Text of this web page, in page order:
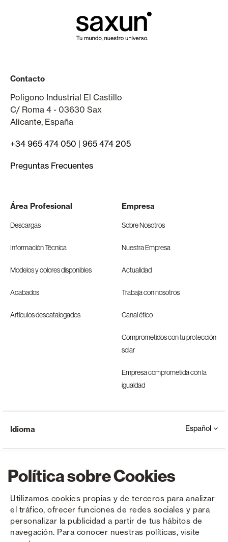
Política sobre Cookies
Utilizamos cookies propias y de terceros para analizar
el tráfico, ofrecer funciones de redes sociales y para
personalizar la publicidad a partir de tus hábitos de
navegación. Para conocer nuestras políticas, visite
Contacto
Polígono Industrial El Castillo
C/ Roma 4 - 03630 Sax
Alicante, España
+34 965 474 050 | 965 474 205
Preguntas Frecuentes
Área Profesional
Descargas
Información Técnica
Modelos y colores disponibles
Acabados
Artículos descatalogados
Empresa
Sobre Nosotros
Nuestra Empresa
Actualidad
Trabaja con nosotros
Canal ético
Comprometidos con tu protección
solar
Empresa comprometida con la
igualdad
Copyright © Saxun 2023 - 2026 Política de privacidad Aviso legal Cookies
Idioma Español